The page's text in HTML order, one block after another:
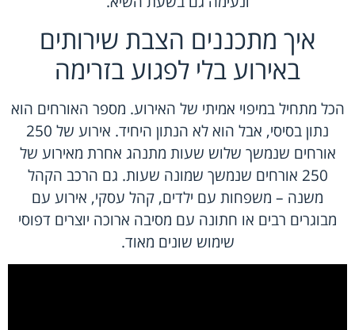
איך מתכננים הצבת שירותים
באירוע בלי לפגוע בזרימה
הכל מתחיל במיפוי אמיתי של האירוע. מספר האורחים הוא
נתון בסיסי, אבל הוא לא הנתון היחיד. אירוע של 250
אורחים שנמשך שלוש שעות מתנהג אחרת מאירוע של
250 אורחים שנמשך שמונה שעות. גם הרכב הקהל
משנה – משפחות עם ילדים, קהל עסקי, אירוע עם
מבוגרים רבים או חתונה עם מסיבה ארוכה יוצרים דפוסי
שימוש שונים מאוד.